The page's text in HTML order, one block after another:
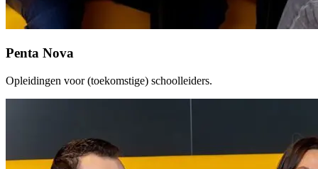
Penta Nova
Opleidingen voor (toekomstige) schoolleiders.